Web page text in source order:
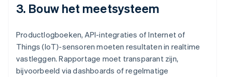
3. Bouw het meetsysteem
Productlogboeken, API-integraties of Internet of
Things (IoT)-sensoren moeten resultaten in realtime
vastleggen. Rapportage moet transparant zijn,
bijvoorbeeld via dashboards of regelmatige